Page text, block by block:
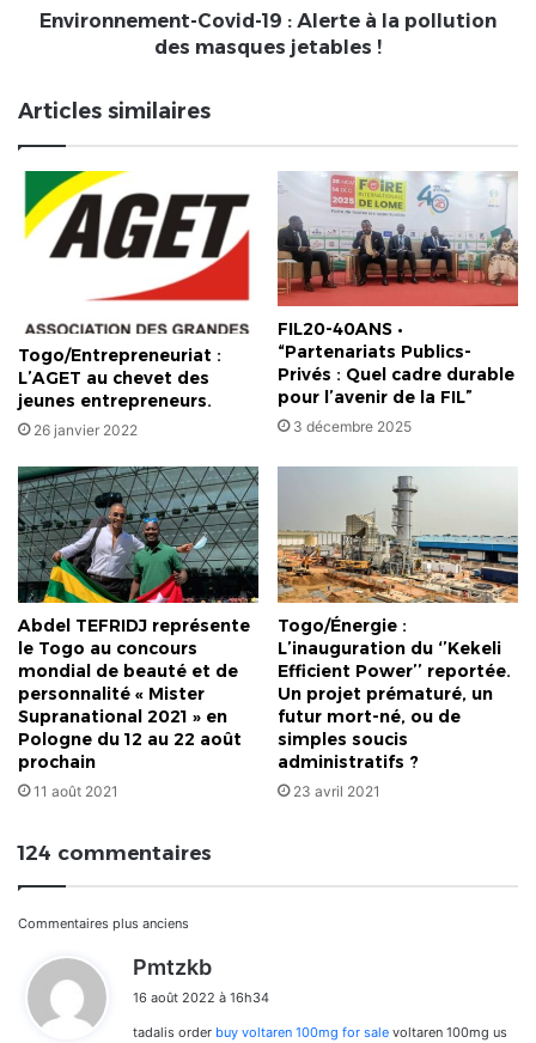
masques
Environnement-Covid-19 : Alerte à la pollution
des masques jetables !
Articles similaires
Togo/Entrepreneuriat :
L’AGET au chevet des
jeunes entrepreneurs.
26 janvier 2022
FIL20-40ANS •
“Partenariats Publics-
Privés : Quel cadre durable
pour l’avenir de la FIL”
3 décembre 2025
Abdel TEFRIDJ représente
le Togo au concours
mondial de beauté et de
personnalité « Mister
Supranational 2021 » en
Pologne du 12 au 22 août
prochain
11 août 2021
Togo/Énergie :
L’inauguration du ‘’Kekeli
Efficient Power’’ reportée.
Un projet prématuré, un
futur mort-né, ou de
simples soucis
administratifs ?
23 avril 2021
124 commentaires
Navigation
dans
les
Commentaires plus anciens
Pmtzkb
t
16 août 2022 à 16h34
tadalis order buy voltaren 100mg for sale voltaren 100mg us